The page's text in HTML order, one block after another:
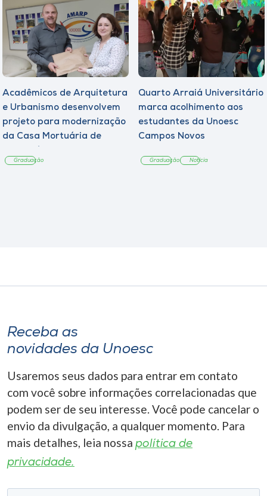
Acadêmicos de Arquitetura
e Urbanismo desenvolvem
projeto para modernização
da Casa Mortuária de
Graduação
Quarto Arraiá Universitário
marca acolhimento aos
estudantes da Unoesc
Campos Novos
Graduação Notícia
Receba as
novidades da Unoesc
Usaremos seus dados para entrar em contato
com você sobre informações correlacionadas que
podem ser de seu interesse. Você pode cancelar o
envio da divulgação, a qualquer momento. Para
mais detalhes, leia nossa política de
privacidade.